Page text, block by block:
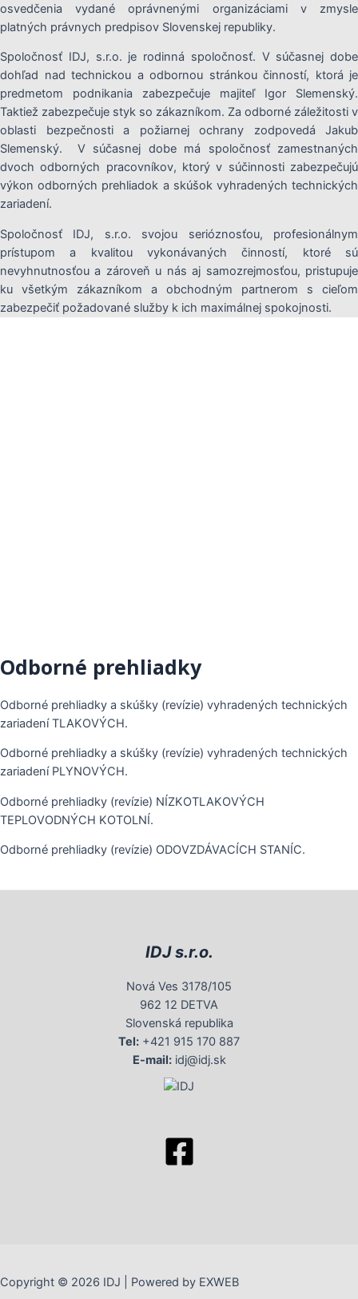
osvedčenia vydané oprávnenými organizáciami v zmysle
platných právnych predpisov Slovenskej republiky.
Spoločnosť IDJ, s.r.o. je rodinná spoločnosť. V súčasnej dobe
dohľad nad technickou a odbornou stránkou činností, ktorá je
predmetom podnikania zabezpečuje majiteľ Igor Slemenský.
Taktiež zabezpečuje styk so zákazníkom. Za odborné záležitosti v
oblasti bezpečnosti a požiarnej ochrany zodpovedá Jakub
Slemenský. V súčasnej dobe má spoločnosť zamestnaných
dvoch odborných pracovníkov, ktorý v súčinnosti zabezpečujú
výkon odborných prehliadok a skúšok vyhradených technických
zariadení.
Spoločnosť IDJ, s.r.o. svojou serióznosťou, profesionálnym
prístupom a kvalitou vykonávaných činností, ktoré sú
nevyhnutnosťou a zároveň u nás aj samozrejmosťou, pristupuje
ku všetkým zákazníkom a obchodným partnerom s cieľom
zabezpečiť požadované služby k ich maximálnej spokojnosti.
Odborné prehliadky
Odborné prehliadky a skúšky (revízie) vyhradených technických
zariadení TLAKOVÝCH.
Odborné prehliadky a skúšky (revízie) vyhradených technických
zariadení PLYNOVÝCH.
Odborné prehliadky (revízie) NÍZKOTLAKOVÝCH
TEPLOVODNÝCH KOTOLNÍ.
Odborné prehliadky (revízie) ODOVZDÁVACÍCH STANÍC.
IDJ s.r.o.
Nová Ves 3178/105
962 12 DETVA
Slovenská republika
Tel: +421 915 170 887
E-mail:idj@idj.sk
Copyright © 2026 IDJ | Powered by EXWEB